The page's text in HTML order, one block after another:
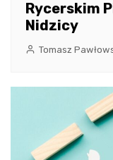
Rycerskim
Nidzicy
Tomasz